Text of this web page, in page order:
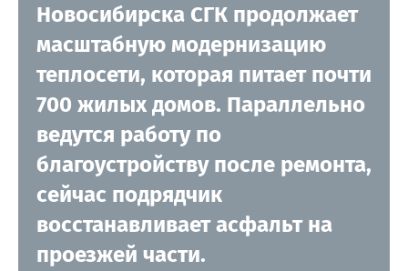
Новосибирска СГК продолжает
масштабную модернизацию
теплосети, которая питает почти
700 жилых домов. Параллельно
ведутся работу по
благоустройству после ремонта,
сейчас подрядчик
восстанавливает асфальт на
проезжей части.